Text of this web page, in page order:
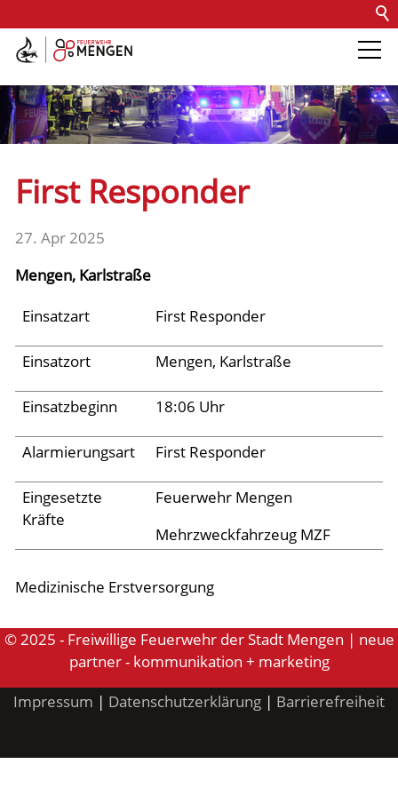
Kontakt Impressum
Barrierefreiheit
Die Feuerwehr
Fachdienste
Fahrzeuge
Einsätze
Archiv 2025
Archiv 2024
Archiv 2023
Archiv 2022
Archiv 2021
Archiv 2018
Archiv 2017
Archiv 2016
Archiv 2015
First Responder
27. Apr 2025
Mengen, Karlstraße
Einsatzart
First Responder
Einsatzort Mengen, Karlstraße
Einsatzbeginn 18:06 Uhr
Alarmierungsart First Responder
Eingesetzte
Kräfte
Feuerwehr Mengen
Mehrzweckfahrzeug MZF
Medizinische Erstversorgung
© 2025 - Freiwillige Feuerwehr der Stadt Mengen | neue
partner - kommunikation + marketing
Impressum | Datenschutzerklärung | Barrierefreiheit